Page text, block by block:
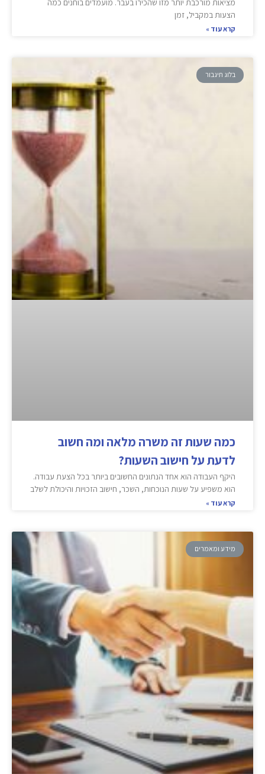
מציאות מורכבת יותר מזו שהכירו בעבר. מועמדים בוחנים כמה
הצעות במקביל, זמן
קרא עוד »
בלוג תיגבור
כמה שעות זה משרה מלאה ומה חשוב
לדעת על חישוב השעות?
היקף העבודה הוא אחד הנתונים החשובים ביותר בכל הצעת עבודה.
הוא משפיע על שעות הנוכחות, השכר, חישוב הזכויות והיכולת לשלב
קרא עוד »
מידע ומאמרים